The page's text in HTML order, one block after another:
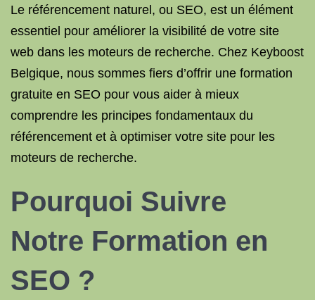
Le référencement naturel, ou SEO, est un élément
essentiel pour améliorer la visibilité de votre site
web dans les moteurs de recherche. Chez Keyboost
Belgique, nous sommes fiers d’offrir une formation
gratuite en SEO pour vous aider à mieux
comprendre les principes fondamentaux du
référencement et à optimiser votre site pour les
moteurs de recherche.
Pourquoi Suivre
Notre Formation en
SEO ?